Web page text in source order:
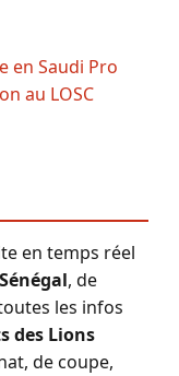
en Saudi Pro
au LOSC
en temps réel
Sénégal, de
les infos
des Lions
de coupe,